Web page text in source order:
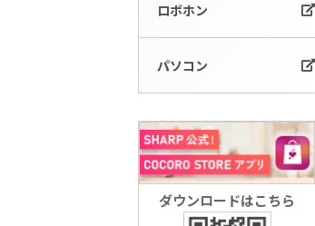
ロボホン
パソコン
ダウンロードはこちら